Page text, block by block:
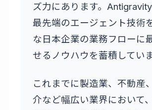
ズ力にあります。
最先端のエージェント技術
な日本企業の業務フローに
せるノウハウを蓄積していま
これまでに製造業、不動産
介など幅広い業界において